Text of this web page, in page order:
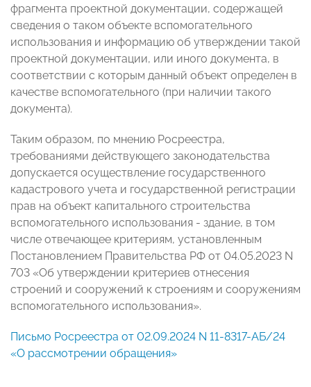
фрагмента проектной документации, содержащей
сведения о таком объекте вспомогательного
использования и информацию об утверждении такой
проектной документации, или иного документа, в
соответствии с которым данный объект определен в
качестве вспомогательного (при наличии такого
документа).
Таким образом, по мнению Росреестра,
требованиями действующего законодательства
допускается осуществление государственного
кадастрового учета и государственной регистрации
прав на объект капитального строительства
вспомогательного использования - здание, в том
числе отвечающее критериям, установленным
Постановлением Правительства РФ от 04.05.2023 N
703 «Об утверждении критериев отнесения
строений и сооружений к строениям и сооружениям
вспомогательного использования».
Письмо Росреестра от 02.09.2024 N 11-8317-АБ/24
«О рассмотрении обращения»